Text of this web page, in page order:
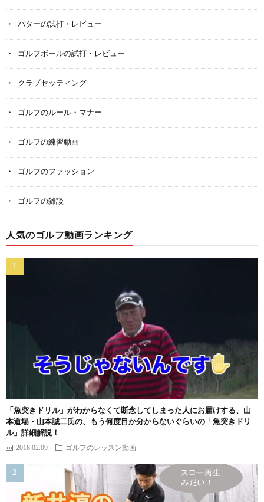
パターの試打・レビュー
ゴルフボールの試打・レビュー
クラブセッティング
ゴルフのルール・マナー
ゴルフの練習動画
ゴルフのファッション
ゴルフの雑談
人気のゴルフ動画ランキング
「魚突きドリル」がわからなくて断念してしまった人にお届けする、山
本道場・山本誠二氏の、もう何度目か分からないぐらいの「魚突きドリ
ル」詳細解説！
2018.02.09 ゴルフのレッスン動画